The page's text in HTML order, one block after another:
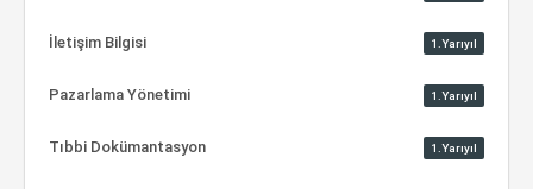
İletişim Bilgisi 1.Yarıyıl
Pazarlama Yönetimi 1.Yarıyıl
Tıbbi Dokümantasyon 1.Yarıyıl